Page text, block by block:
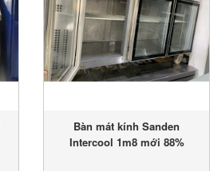
Bàn mát kính Sanden
Intercool 1m8 mới 88%